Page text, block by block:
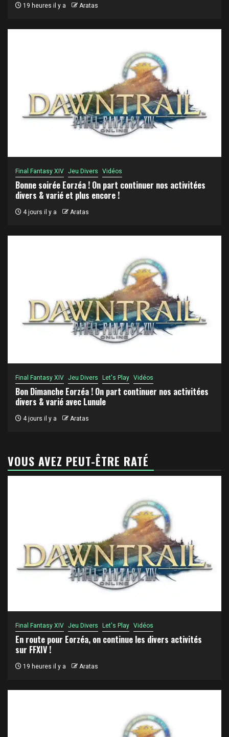
19 heures il y a Aratas
Final Fantasy XIV Jeu Divers Vidéos
Bonne soirée Eorzéa ! On part continuer nos activitées
divers & varié et plus encore !
4 jours il y a Aratas
Final Fantasy XIV Jeu Divers Let's Play Vidéos
Bon Dimanche Eorzéa ! On part continuer nos activitées
divers & varié avec Lunule
4 jours il y a Aratas
VOUS AVEZ PEUT-ÊTRE RATÉ
Final Fantasy XIV Jeu Divers Let's Play Vidéos
En route pour Eorzéa, on continue les divers activités
sur FFXIV !
19 heures il y a Aratas